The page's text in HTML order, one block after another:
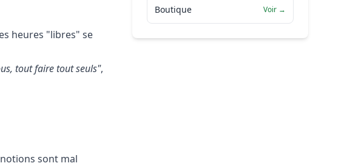
heures "libres" se
tout faire tout seuls",
sont mal
Boutique Voir →